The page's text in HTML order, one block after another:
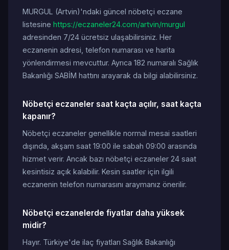
MURGUL (Artvin)'ndaki güncel nöbetçi eczane
listesine https://eczaneler24.com/artvin/murgul
adresinden 7/24 ücretsiz ulaşabilirsiniz. Her
eczanenin adresi, telefon numarası ve harita
yönlendirmesi mevcuttur. Ayrıca 182 numaralı Sağlık
Bakanlığı SABİM hattını arayarak da bilgi alabilirsiniz.
Nöbetçi eczaneler saat kaçta açılır, saat kaçta
kapanır?
Nöbetçi eczaneler genellikle normal mesai saatleri
dışında, akşam saat 19:00 ile sabah 09:00 arasında
hizmet verir. Ancak bazı nöbetçi eczaneler 24 saat
kesintisiz açık kalabilir. Kesin saatler için ilgili
eczanenin telefon numarasını araymanız önerilir.
Nöbetçi eczanelerde fiyatlar daha yüksek
midir?
Hayır. Türkiye'de ilaç fiyatları Sağlık Bakanlığı